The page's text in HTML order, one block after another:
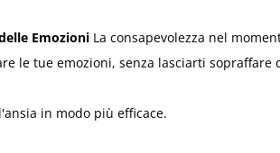
Emozioni La consapevolezza nel
le tue emozioni, senza lasciarti sopraffare
in modo più efficace.